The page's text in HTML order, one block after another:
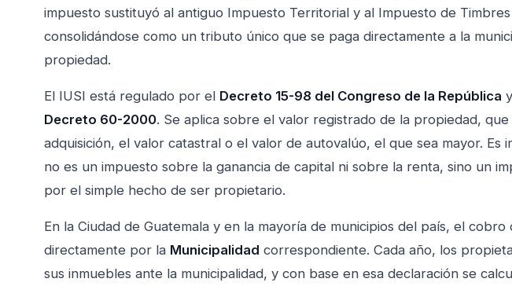
impuesto sustituyó al antiguo Impuesto Territorial y al Impuesto de
consolidándose como un tributo único que se paga directamente a la
propiedad.
El IUSI está regulado por el Decreto 15-98 del Congreso de la República
Decreto 60-2000. Se aplica sobre el valor registrado de la propiedad,
adquisición, el valor catastral o el valor de autovalúo, el que sea mayor.
no es un impuesto sobre la ganancia de capital ni sobre la renta, sino un
por el simple hecho de ser propietario.
En la Ciudad de Guatemala y en la mayoría de municipios del país, el cobro
directamente por la Municipalidad correspondiente. Cada año, los
sus inmuebles ante la municipalidad, y con base en esa declaración se